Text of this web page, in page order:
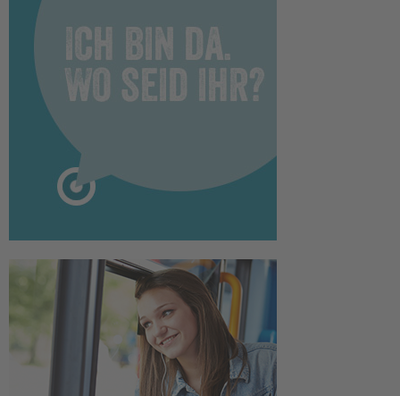
Mehr Informationen
Akzeptieren
Consent Management
Platform